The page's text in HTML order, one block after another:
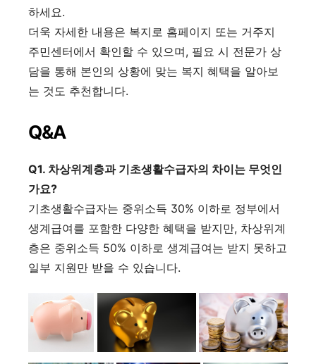
하세요.
더욱 자세한 내용은 복지로 홈페이지 또는 거주지
주민센터에서 확인할 수 있으며, 필요 시 전문가 상
담을 통해 본인의 상황에 맞는 복지 혜택을 알아보
는 것도 추천합니다.
Q&A
Q1. 차상위계층과 기초생활수급자의 차이는 무엇인
가요?
기초생활수급자는 중위소득 30% 이하로 정부에서
생계급여를 포함한 다양한 혜택을 받지만, 차상위계
층은 중위소득 50% 이하로 생계급여는 받지 못하고
일부 지원만 받을 수 있습니다.